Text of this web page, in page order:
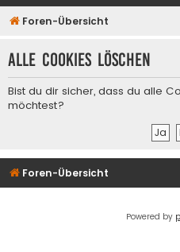
Foren-Übersicht
Alle Cookies löschen
Bist du dir sicher, dass du alle
möchtest?
Foren-Übersicht
Powered by